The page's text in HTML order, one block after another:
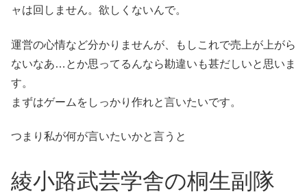
ャは回しません。欲しくないんで。
運営の心情など分かりませんが、もしこれで売上が上がら
ないなあ…とか思ってるんなら勘違いも甚だしいと思いま
す。
まずはゲームをしっかり作れと言いたいです。
つまり私が何が言いたいかと言うと
綾小路武芸学舎の桐生副隊